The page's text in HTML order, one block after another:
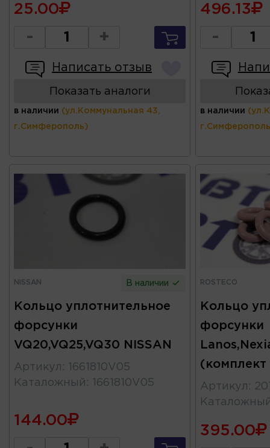
25.00
- +
Написать отзыв
Показать аналоги
в наличии (ул.Коммунальная 43,
г.Симферополь)
496.13
-
в наличии
NISSAN В наличии
Кольцо уплотнительное
форсунки
VQ20,VQ25,VQ30 NISSAN
Артикул :
1661810V05
Каталожный : 1661810V05
144.00
ROSTECO
Кольцо
форсунки
(комплект
Артикул :
395.00